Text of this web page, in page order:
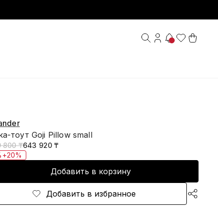
тоут Goji Pillow small
800 ₸643 920 ₸
Добавить в корзину
Добавить в избранное